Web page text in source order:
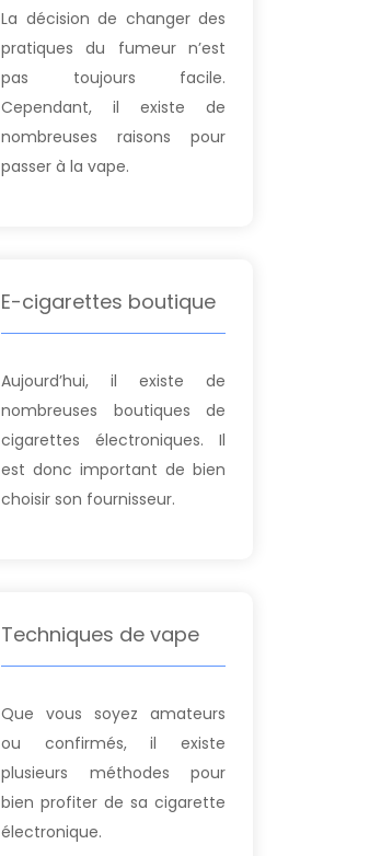
La décision de changer des
pratiques du fumeur n’est
pas toujours facile.
Cependant, il existe de
nombreuses raisons pour
passer à la vape.
E-cigarettes boutique
Aujourd’hui, il existe de
nombreuses boutiques de
cigarettes électroniques. Il
est donc important de bien
choisir son fournisseur.
Techniques de vape
Que vous soyez amateurs
ou confirmés, il existe
plusieurs méthodes pour
bien profiter de sa cigarette
électronique.